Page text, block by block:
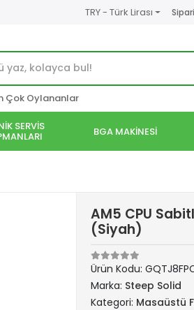
TRY - Türk Lirası
Çok Oylananlar
SERVİS BGA MAKİNESİ
AM5 CPU
(Siyah)
Ürün Kodu:
Marka: Steep Solid
Kategori: Masaüstü